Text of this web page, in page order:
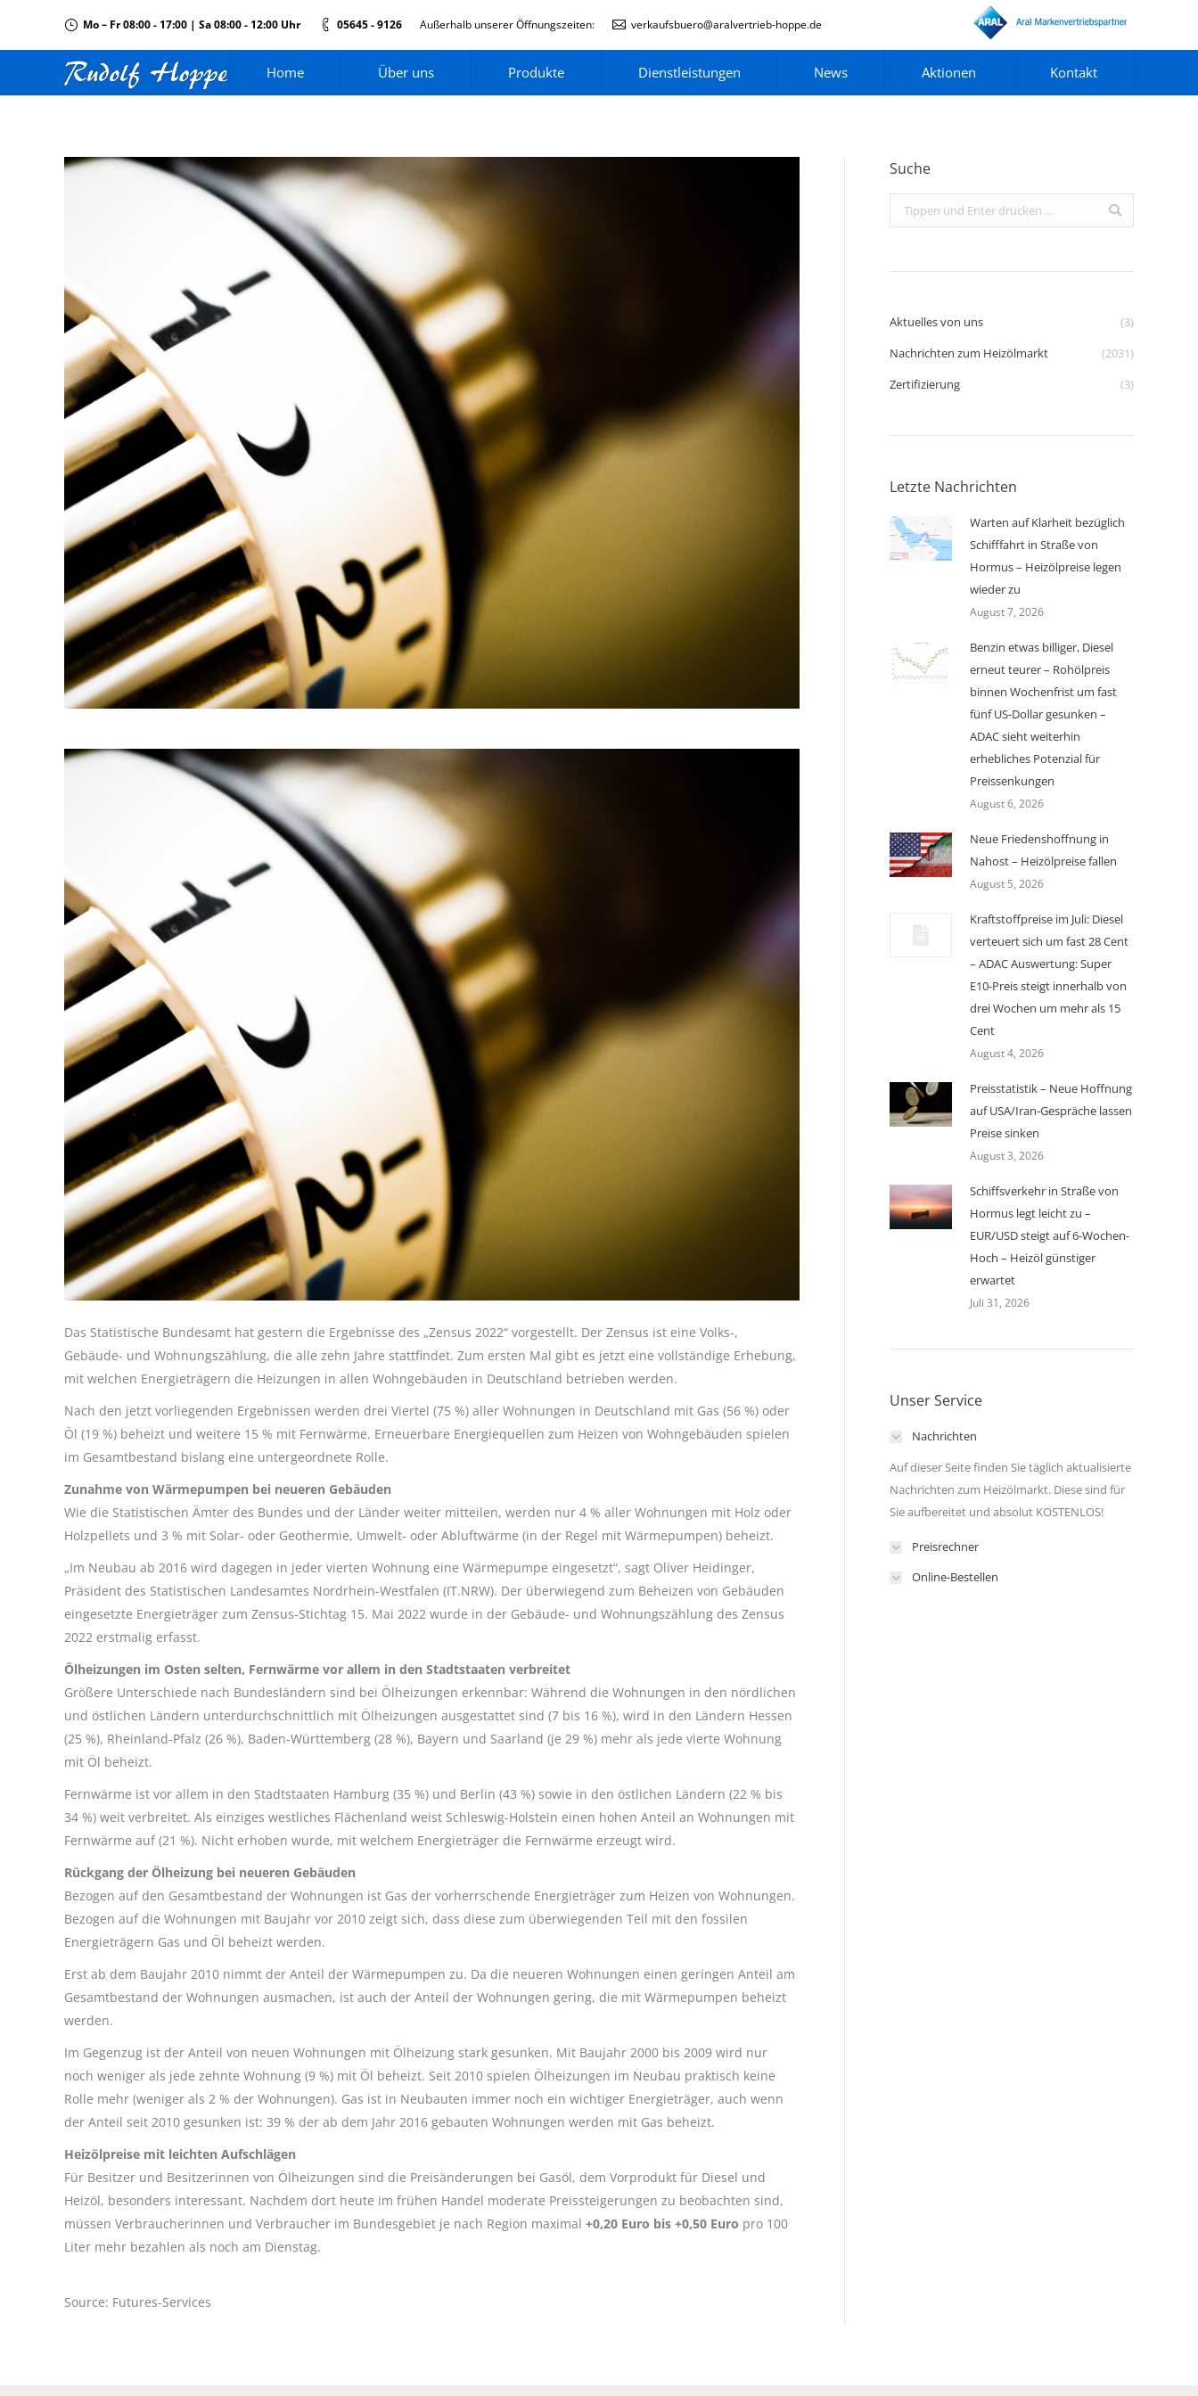
Mo – Fr 08:00 - 17:00 | Sa 08:00 - 12:00 Uhr 05645 - 9126 Außerhalb unserer Öffnungszeiten: verkaufsbuero@aralvertrieb-hoppe.de
Home Über uns Produkte Dienstleistungen News Aktionen Kontakt
Das Statistische Bundesamt hat gestern die Ergebnisse des „Zensus 2022“ vorgestellt. Der Zensus ist eine Volks-,
Gebäude- und Wohnungszählung, die alle zehn Jahre stattfindet. Zum ersten Mal gibt es jetzt eine vollständige Erhebung,
mit welchen Energieträgern die Heizungen in allen Wohngebäuden in Deutschland betrieben werden.
Nach den jetzt vorliegenden Ergebnissen werden drei Viertel (75 %) aller Wohnungen in Deutschland mit Gas (56 %) oder
Öl (19 %) beheizt und weitere 15 % mit Fernwärme. Erneuerbare Energiequellen zum Heizen von Wohngebäuden spielen
im Gesamtbestand bislang eine untergeordnete Rolle.
Zunahme von Wärmepumpen bei neueren Gebäuden
Wie die Statistischen Ämter des Bundes und der Länder weiter mitteilen, werden nur 4 % aller Wohnungen mit Holz oder
Holzpellets und 3 % mit Solar- oder Geothermie, Umwelt- oder Abluftwärme (in der Regel mit Wärmepumpen) beheizt.
„Im Neubau ab 2016 wird dagegen in jeder vierten Wohnung eine Wärmepumpe eingesetzt“, sagt Oliver Heidinger,
Präsident des Statistischen Landesamtes Nordrhein-Westfalen (IT.NRW). Der überwiegend zum Beheizen von Gebäuden
eingesetzte Energieträger zum Zensus-Stichtag 15. Mai 2022 wurde in der Gebäude- und Wohnungszählung des Zensus
2022 erstmalig erfasst.
Ölheizungen im Osten selten, Fernwärme vor allem in den Stadtstaaten verbreitet
Größere Unterschiede nach Bundesländern sind bei Ölheizungen erkennbar: Während die Wohnungen in den nördlichen
und östlichen Ländern unterdurchschnittlich mit Ölheizungen ausgestattet sind (7 bis 16 %), wird in den Ländern Hessen
(25 %), Rheinland-Pfalz (26 %), Baden-Württemberg (28 %), Bayern und Saarland (je 29 %) mehr als jede vierte Wohnung
mit Öl beheizt.
Fernwärme ist vor allem in den Stadtstaaten Hamburg (35 %) und Berlin (43 %) sowie in den östlichen Ländern (22 % bis
34 %) weit verbreitet. Als einziges westliches Flächenland weist Schleswig-Holstein einen hohen Anteil an Wohnungen mit
Fernwärme auf (21 %). Nicht erhoben wurde, mit welchem Energieträger die Fernwärme erzeugt wird.
Rückgang der Ölheizung bei neueren Gebäuden
Bezogen auf den Gesamtbestand der Wohnungen ist Gas der vorherrschende Energieträger zum Heizen von Wohnungen.
Bezogen auf die Wohnungen mit Baujahr vor 2010 zeigt sich, dass diese zum überwiegenden Teil mit den fossilen
Energieträgern Gas und Öl beheizt werden.
Erst ab dem Baujahr 2010 nimmt der Anteil der Wärmepumpen zu. Da die neueren Wohnungen einen geringen Anteil am
Gesamtbestand der Wohnungen ausmachen, ist auch der Anteil der Wohnungen gering, die mit Wärmepumpen beheizt
werden.
Im Gegenzug ist der Anteil von neuen Wohnungen mit Ölheizung stark gesunken. Mit Baujahr 2000 bis 2009 wird nur
noch weniger als jede zehnte Wohnung (9 %) mit Öl beheizt. Seit 2010 spielen Ölheizungen im Neubau praktisch keine
Rolle mehr (weniger als 2 % der Wohnungen). Gas ist in Neubauten immer noch ein wichtiger Energieträger, auch wenn
der Anteil seit 2010 gesunken ist: 39 % der ab dem Jahr 2016 gebauten Wohnungen werden mit Gas beheizt.
Heizölpreise mit leichten Aufschlägen
Für Besitzer und Besitzerinnen von Ölheizungen sind die Preisänderungen bei Gasöl, dem Vorprodukt für Diesel und
Heizöl, besonders interessant. Nachdem dort heute im frühen Handel moderate Preissteigerungen zu beobachten sind,
müssen Verbraucherinnen und Verbraucher im Bundesgebiet je nach Region maximal +0,20 Euro bis +0,50 Euro pro 100
Liter mehr bezahlen als noch am Dienstag.
Source: Futures-Services
Suche
Search:
Aktuelles von uns
(3)
Nachrichten zum Heizölmarkt
(2031)
Zertifizierung
(3)
Letzte Nachrichten
Warten auf Klarheit bezüglich
Schifffahrt in Straße von
Hormus – Heizölpreise legen
wieder zu
August 7, 2026
Benzin etwas billiger, Diesel
erneut teurer – Rohölpreis
binnen Wochenfrist um fast
fünf US-Dollar gesunken –
ADAC sieht weiterhin
erhebliches Potenzial für
Preissenkungen
August 6, 2026
Neue Friedenshoffnung in
Nahost – Heizölpreise fallen
August 5, 2026
Kraftstoffpreise im Juli: Diesel
verteuert sich um fast 28 Cent
– ADAC Auswertung: Super
E10-Preis steigt innerhalb von
drei Wochen um mehr als 15
Cent
August 4, 2026
Preisstatistik – Neue Hoffnung
auf USA/Iran-Gespräche lassen
Preise sinken
August 3, 2026
Schiffsverkehr in Straße von
Hormus legt leicht zu –
EUR/USD steigt auf 6-Wochen-
Hoch – Heizöl günstiger
erwartet
Juli 31, 2026
Unser Service
Nachrichten
Auf dieser Seite finden Sie täglich aktualisierte
Nachrichten zum Heizölmarkt. Diese sind für
Sie aufbereitet und absolut KOSTENLOS!
Preisrechner
Online-Bestellen